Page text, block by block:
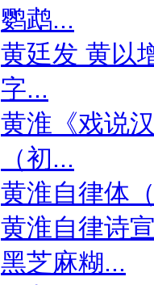
鹦鹉...
黄廷发 黄以
字...
黄淮《戏说
（初...
黄淮自律体
黄淮自律诗
黑芝麻糊...